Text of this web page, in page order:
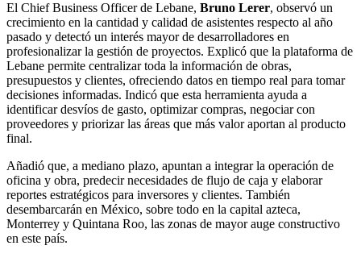
El Chief Business Officer de Lebane, Bruno Lerer, observó un
crecimiento en la cantidad y calidad de asistentes respecto al año
pasado y detectó un interés mayor de desarrolladores en
profesionalizar la gestión de proyectos. Explicó que la plataforma de
Lebane permite centralizar toda la información de obras,
presupuestos y clientes, ofreciendo datos en tiempo real para tomar
decisiones informadas. Indicó que esta herramienta ayuda a
identificar desvíos de gasto, optimizar compras, negociar con
proveedores y priorizar las áreas que más valor aportan al producto
final.
Añadió que, a mediano plazo, apuntan a integrar la operación de
oficina y obra, predecir necesidades de flujo de caja y elaborar
reportes estratégicos para inversores y clientes. También
desembarcarán en México, sobre todo en la capital azteca,
Monterrey y Quintana Roo, las zonas de mayor auge constructivo
en este país.